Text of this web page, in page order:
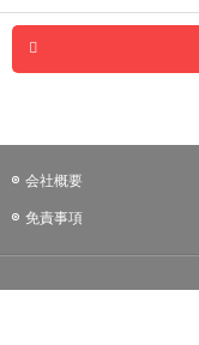
会社概要
免責事項